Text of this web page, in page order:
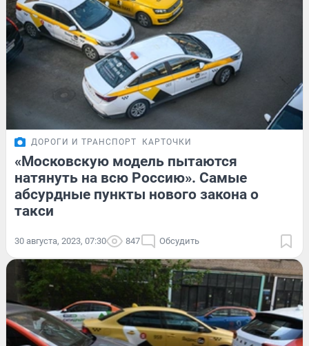
ДОРОГИ И ТРАНСПОРТ КАРТОЧКИ
«Московскую модель пытаются
натянуть на всю Россию». Самые
абсурдные пункты нового закона о
такси
30 августа, 2023, 07:30 847 Обсудить